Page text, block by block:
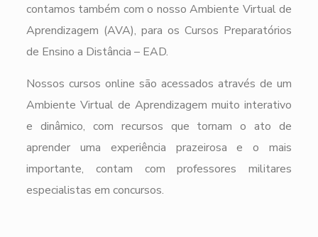
contamos também com o nosso Ambiente Virtual de
Aprendizagem (AVA), para os Cursos Preparatórios
de Ensino a Distância – EAD.
Nossos cursos online são acessados através de um
Ambiente Virtual de Aprendizagem muito interativo
e dinâmico, com recursos que tornam o ato de
aprender uma experiência prazeirosa e o mais
importante, contam com professores militares
especialistas em concursos.